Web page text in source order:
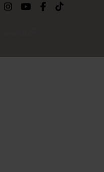
Link a instagram
Link a youtube
Link aLink a